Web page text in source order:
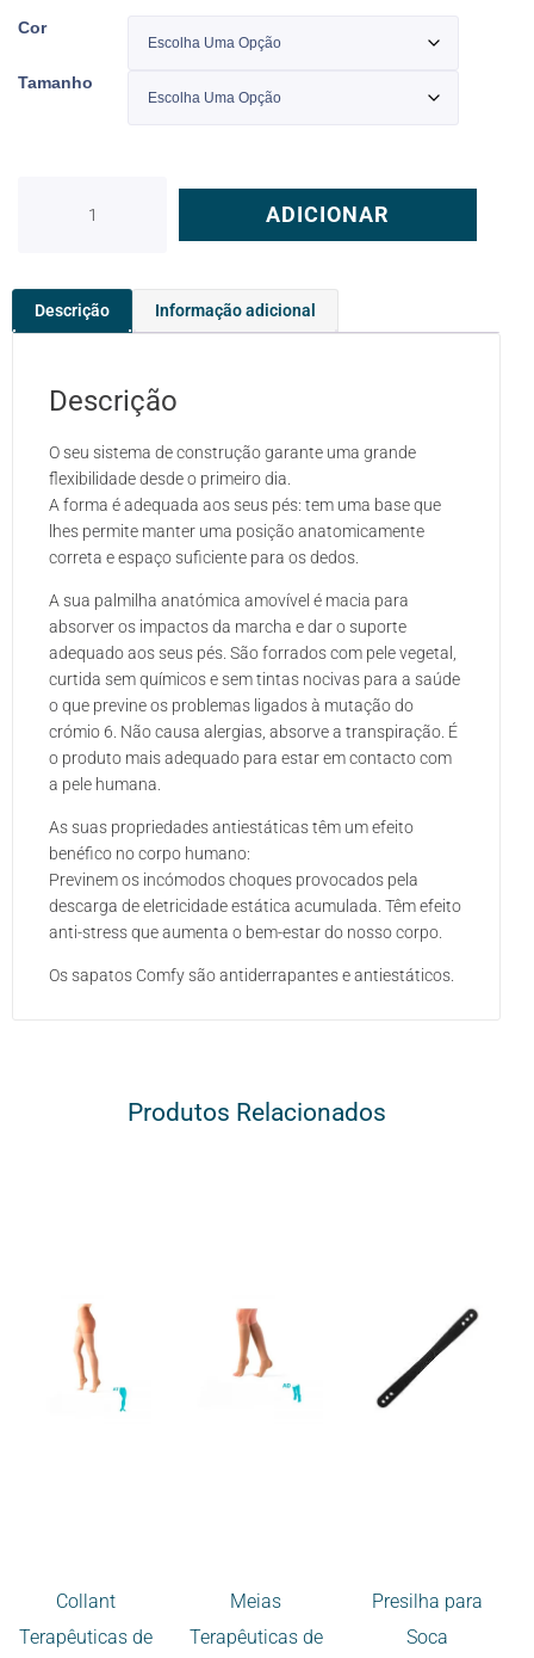
Cor
Tamanho
ADICIONAR
Descrição Informação adicional
Descrição
O seu sistema de construção garante uma grande
flexibilidade desde o primeiro dia.
A forma é adequada aos seus pés: tem uma base que
lhes permite manter uma posição anatomicamente
correta e espaço suficiente para os dedos.
A sua palmilha anatómica amovível é macia para
absorver os impactos da marcha e dar o suporte
adequado aos seus pés. São forrados com pele vegetal,
curtida sem químicos e sem tintas nocivas para a saúde
o que previne os problemas ligados à mutação do
crómio 6. Não causa alergias, absorve a transpiração. É
o produto mais adequado para estar em contacto com
a pele humana.
As suas propriedades antiestáticas têm um efeito
benéfico no corpo humano:
Previnem os incómodos choques provocados pela
descarga de eletricidade estática acumulada. Têm efeito
anti-stress que aumenta o bem-estar do nosso corpo.
Os sapatos Comfy são antiderrapantes e antiestáticos.
Produtos Relacionados
Collant
Terapêuticas de
Meias
Terapêuticas de
Presilha para
Soca